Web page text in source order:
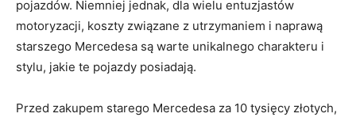
pojazdów. Niemniej jednak, dla wielu entuzjastów
motoryzacji, koszty związane z utrzymaniem i naprawą
⁣starszego Mercedesa ‌są warte ​unikalnego charakteru i
stylu, jakie te pojazdy posiadają.
Przed zakupem starego Mercedesa za ‌10 tysięcy złotych,